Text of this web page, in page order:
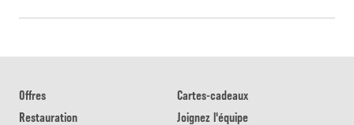
Offres
Cartes-cadeaux
Restauration
Joignez l'équipe